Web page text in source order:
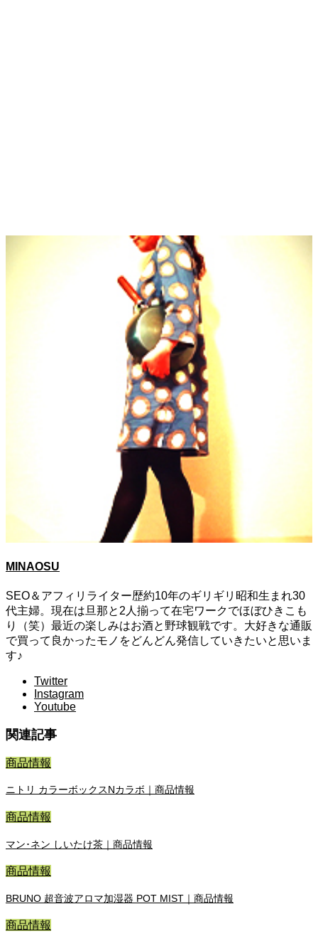
MINAOSU
SEO＆アフィリライター歴約10年のギリギリ昭和生まれ30
代主婦。現在は旦那と2人揃って在宅ワークでほぼひきこも
り（笑）最近の楽しみはお酒と野球観戦です。大好きな通販
で買って良かったモノをどんどん発信していきたいと思いま
す♪
Twitter
Instagram
Youtube
関連記事
商品情報
ニトリ カラーボックスNカラボ｜商品情報
商品情報
マン･ネン しいたけ茶｜商品情報
商品情報
BRUNO 超音波アロマ加湿器 POT MIST｜商品情報
商品情報